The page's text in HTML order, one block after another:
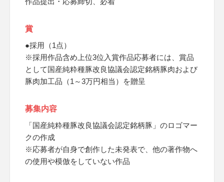
賞
●採用（1点）
※採用作品含め上位3位入賞作品応募者には、賞品
として国産純粋種豚改良協議会認定銘柄豚肉および
豚肉加工品（1～3万円相当）を贈呈
募集内容
「国産純粋種豚改良協議会認定銘柄豚」のロゴマー
クの作成
※応募者が自身で創作した未発表で、他の著作物へ
の使用や模倣をしていない作品